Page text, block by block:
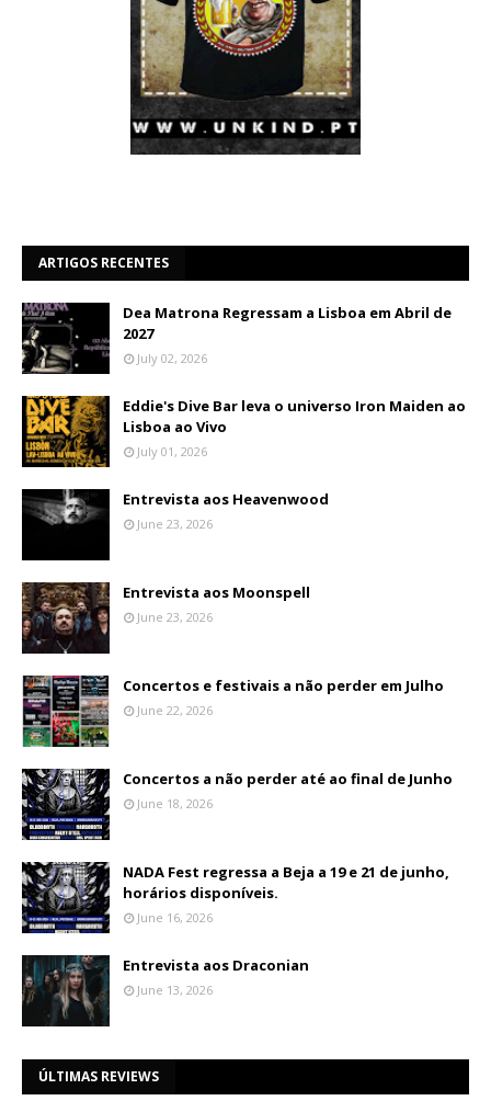
ARTIGOS RECENTES
Dea Matrona Regressam a Lisboa em Abril de
2027
July 02, 2026
Eddie's Dive Bar leva o universo Iron Maiden ao
Lisboa ao Vivo
July 01, 2026
Entrevista aos Heavenwood
June 23, 2026
Entrevista aos Moonspell
June 23, 2026
Concertos e festivais a não perder em Julho
June 22, 2026
Concertos a não perder até ao final de Junho
June 18, 2026
NADA Fest regressa a Beja a 19 e 21 de junho,
horários disponíveis.
June 16, 2026
Entrevista aos Draconian
June 13, 2026
ÚLTIMAS REVIEWS